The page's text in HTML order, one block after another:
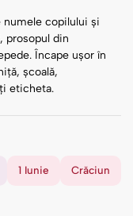
numele copilului și
prosopul din
Încape ușor în
școală,
eticheta.
1 Iunie Crăciun